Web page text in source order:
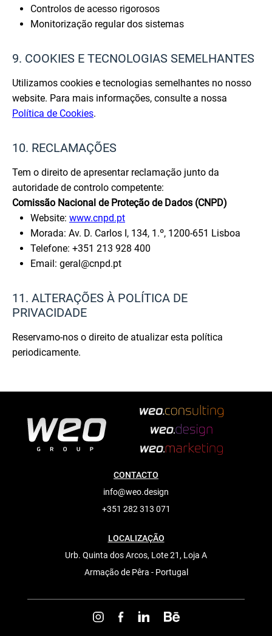
Controlos de acesso rigorosos
Monitorização regular dos sistemas
9. COOKIES E TECNOLOGIAS SEMELHANTES
Utilizamos cookies e tecnologias semelhantes no nosso
website. Para mais informações, consulte a nossa
Política de Cookies.
10. RECLAMAÇÕES
Tem o direito de apresentar reclamação junto da
autoridade de controlo competente:
Comissão Nacional de Proteção de Dados (CNPD)
Website: www.cnpd.pt
Morada: Av. D. Carlos I, 134, 1.º, 1200-651 Lisboa
Telefone: +351 213 928 400
Email: geral@cnpd.pt
11. ALTERAÇÕES À POLÍTICA DE
PRIVACIDADE
Reservamo-nos o direito de atualizar esta política
periodicamente.
CONTACTO
info@weo.design
+351 282 313 071
LOCALIZAÇÃO
Urb. Quinta dos Arcos, Lote 21, Loja A
Armação de Pêra - Portugal